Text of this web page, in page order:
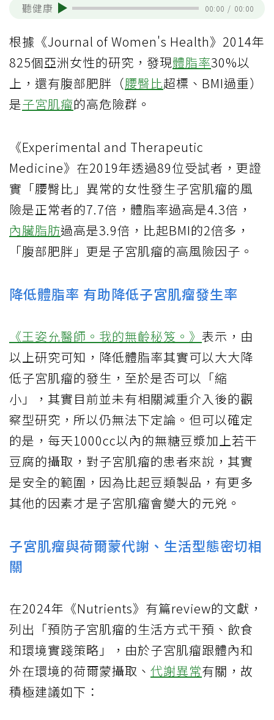
聽健康 00:00 / 00:00
根據《Journal of Women's Health》2014年
825個亞洲女性的研究，發現體脂率30%以
上，還有腹部肥胖（腰臀比超標、BMI過重）
是子宮肌瘤的高危險群。
《Experimental and Therapeutic
Medicine》在2019年透過89位受試者，更證
實「腰臀比」異常的女性發生子宮肌瘤的風
險是正常者的7.7倍，體脂率過高是4.3倍，
內臟脂肪過高是3.9倍，比起BMI的2倍多，
「腹部肥胖」更是子宮肌瘤的高風險因子。
降低體脂率 有助降低子宮肌瘤發生率
《王姿允醫師。我的無齡秘笈。》 表示，由
以上研究可知，降低體脂率其實可以大大降
低子宮肌瘤的發生，至於是否可以「縮
小」，其實目前並未有相關減重介入後的觀
察型研究，所以仍無法下定論。但可以確定
的是，每天1000cc以內的無糖豆漿加上若干
豆腐的攝取，對子宮肌瘤的患者來說，其實
是安全的範圍，因為比起豆類製品，有更多
其他的因素才是子宮肌瘤會變大的元兇。
子宮肌瘤與荷爾蒙代謝、生活型態密切相
關
在2024年《Nutrients》有篇review的文獻，
列出「預防子宮肌瘤的生活方式干預、飲食
和環境實踐策略」，由於子宮肌瘤跟體內和
外在環境的荷爾蒙攝取、 代謝異常有關，故
積極建議如下：